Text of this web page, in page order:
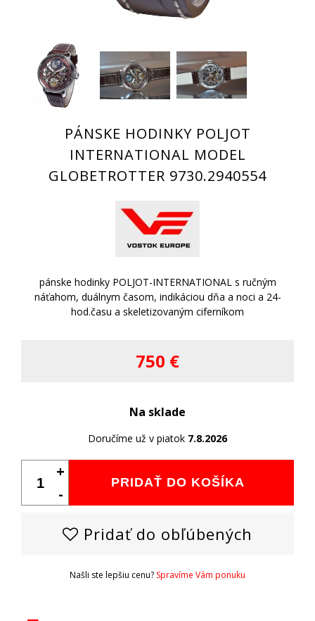
PÁNSKE HODINKY POLJOT
INTERNATIONAL MODEL
GLOBETROTTER 9730.2940554
pánske hodinky POLJOT-INTERNATIONAL s ručným
náťahom, duálnym časom, indikáciou dňa a noci a 24-
hod.času a skeletizovaným ciferníkom
750 €
Na sklade
Doručíme už v piatok 7.8.2026
PRIDAŤ DO KOŠÍKA
+
-
Pridať do obľúbených
Našli ste lepšiu cenu? Spravíme Vám ponuku